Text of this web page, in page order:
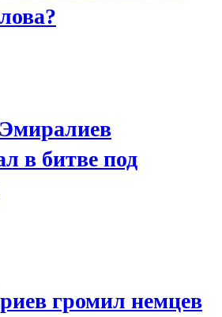
в битве под
громил немцев